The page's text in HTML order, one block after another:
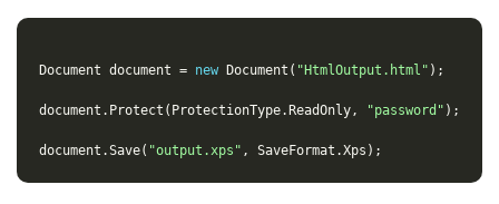
Document document = new Document ( "HtmlOutput.html" );
document . Protect ( ProtectionType. ReadOnly, "password" );
document .Save( "output.xps" , SaveFormat .Xps );